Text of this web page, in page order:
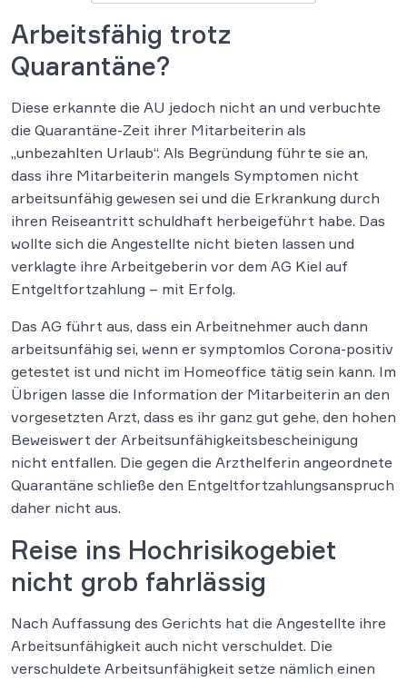
Arbeitsfähig trotz
Quarantäne?
Diese erkannte die AU jedoch nicht an und verbuchte
die Quarantäne-Zeit ihrer Mitarbeiterin als
„unbezahlten Urlaub“. Als Begründung führte sie an,
dass ihre Mitarbeiterin mangels Symptomen nicht
arbeitsunfähig gewesen sei und die Erkrankung durch
ihren Reiseantritt schuldhaft herbeigeführt habe. Das
wollte sich die Angestellte nicht bieten lassen und
verklagte ihre Arbeitgeberin vor dem AG Kiel auf
Entgeltfortzahlung – mit Erfolg.
Das AG führt aus, dass ein Arbeitnehmer auch dann
arbeitsunfähig sei, wenn er symptomlos Corona-positiv
getestet ist und nicht im Homeoffice tätig sein kann. Im
Übrigen lasse die Information der Mitarbeiterin an den
vorgesetzten Arzt, dass es ihr ganz gut gehe, den hohen
Beweiswert der Arbeitsunfähigkeitsbescheinigung
nicht entfallen. Die gegen die Arzthelferin angeordnete
Quarantäne schließe den Entgeltfortzahlungsanspruch
daher nicht aus.
Reise ins Hochrisikogebiet
nicht grob fahrlässig
Nach Auffassung des Gerichts hat die Angestellte ihre
Arbeitsunfähigkeit auch nicht verschuldet. Die
verschuldete Arbeitsunfähigkeit setze nämlich einen